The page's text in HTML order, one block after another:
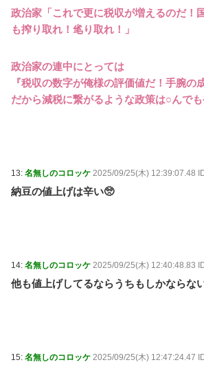
政治家「これで更に税収が増えるのだ！
も搾り取れ！毟り取れ！」
政治家の連中にとっては
『税収の数字が俺様の評価値だ！手腕の
だから減税に繋がるような政策は○んで
13: 名無しのコロッケ 2025/09/25(木) 12:39:07.48
納豆の値上げは辛い🥺
14: 名無しのコロッケ 2025/09/25(木) 12:40:48.83
他も値上げしてるならうちもしかならな
15: 名無しのコロッケ 2025/09/25(木) 12:47:24.47